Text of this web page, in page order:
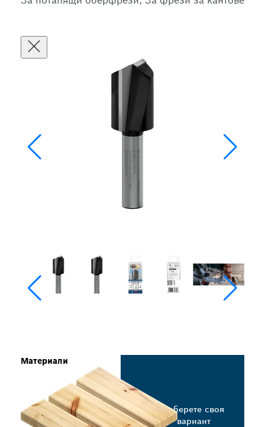
Материали
Изберете своя
вариант